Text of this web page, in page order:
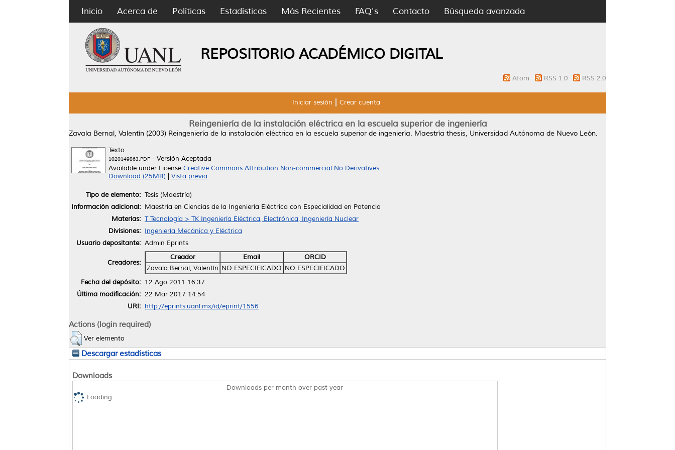
Inicio Acerca de Políticas Estadísticas Más Recientes FAQ's Contacto Búsqueda avanzada
REPOSITORIO ACADÉMICO DIGITAL
Atom RSS 1.0 RSS 2.0
Iniciar sesión Crear cuenta
Reingeniería de la instalación eléctrica en la escuela superior de ingeniería
Zavala Bernal, Valentín (2003) Reingeniería de la instalación eléctrica en la escuela superior de ingeniería. Maestría thesis, Universidad Autónoma de Nuevo León.
Texto
1020149863.PDF - Versión Aceptada
Available under License Creative Commons Attribution Non-commercial No Derivatives.
Download (25MB)
Vista previa
Tipo de elemento: Tesis (Maestría)
Información adicional: Maestría en Ciencias de la Ingeniería Eléctrica con Especialidad en Potencia
Materias: T Tecnología > TK Ingeniería Eléctrica, Electrónica, Ingeniería Nuclear
Divisiones: Ingeniería Mecánica y Eléctrica
Usuario depositante: Admin Eprints
Creadores:
Creador Email
ORCID
Zavala Bernal, Valentín NO ESPECIFICADO NO ESPECIFICADO
Fecha del depósito: 12 Ago 2011 16:37
Última modificación: 22 Mar 2017 14:54
URI: http://eprints.uanl.mx/id/eprint/1556
Actions (login required)
Ver elemento
Descargar estadísticas
Downloads
Downloads per month over past year
Loading...